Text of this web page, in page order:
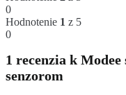
0
Hodnotenie 1 z 5
0
1 recenzia k Modee
senzorom